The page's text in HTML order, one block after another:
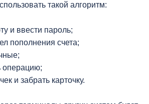
такой алгоритм:
и ввести пароль;
пополнения счета;
операцию;
и забрать карточку.